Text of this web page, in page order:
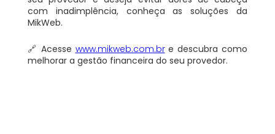
com inadimplência, conheça as soluções da
MikWeb.
🔗 Acesse www.mikweb.com.bre descubra como
melhorar a gestão financeira do seu provedor.